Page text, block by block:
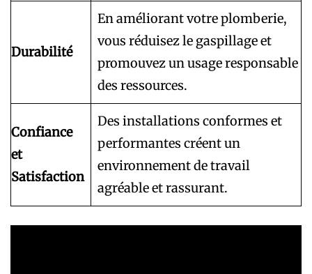
Durabilité
En améliorant votre plomberie,
vous réduisez le gaspillage et
promouvez un usage responsable
des ressources.
Confiance
et
Satisfaction
Des installations conformes et
performantes créent un
environnement de travail
agréable et rassurant.